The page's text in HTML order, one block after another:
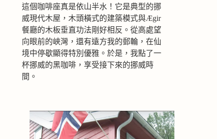
這個咖啡座真是依山半水！它是典型的挪
威現代木屋，木頭橫式的建築模式與Ægir
餐廳的木板垂直功法剛好相反。從高處望
向眼前的峽灣，還有遠方我的郵輪，在仙
境中停歇顯得特別優雅。於是，我點了一
杯挪威的黑咖啡，享受接下來的挪威時
間。